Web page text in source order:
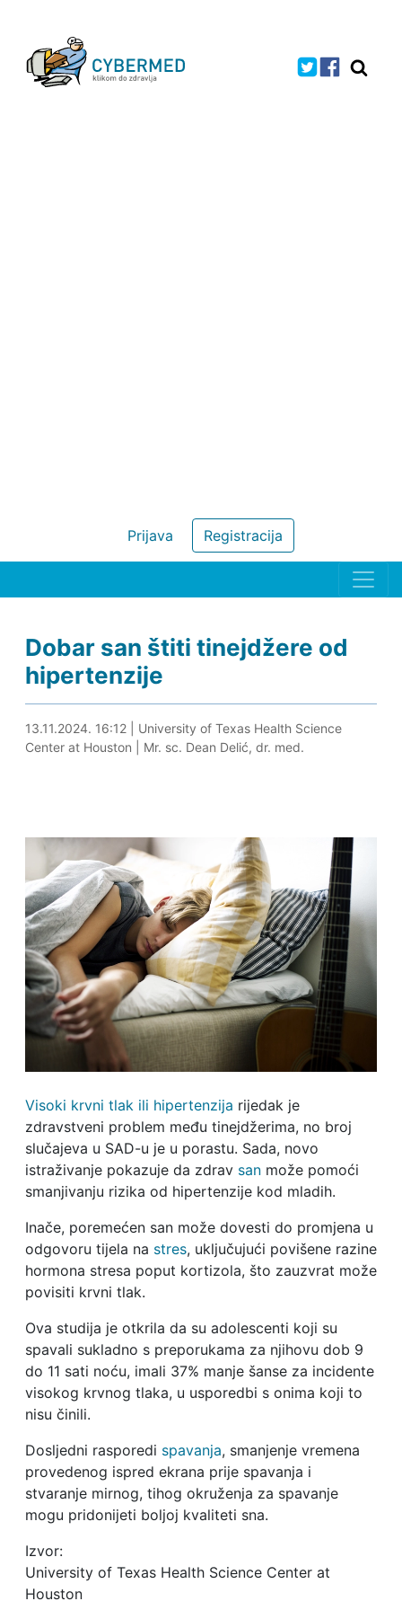
Registracija
Prijava
Dobar san štiti tinejdžere od
hipertenzije
13.11.2024. 16:27
13.11.2024. 16:12| University of Texas Health Science
Center at Houston
Mr. sc. Dean Delić, dr. med.
Visoki krvni tlak ili hipertenzija rijedak je
zdravstveni problem među tinejdžerima, no broj
slučajeva u SAD-u je u porastu. Sada, novo
istraživanje pokazuje da zdrav sanmože pomoći
smanjivanju rizika od hipertenzije kod mladih.
Inače, poremećen san može dovesti do promjena u
odgovoru tijela na stres, uključujući povišene razine
hormona stresa poput kortizola, što zauzvrat može
povisiti krvni tlak.
Ova studija je otkrila da su adolescenti koji su
spavali sukladno s preporukama za njihovu dob 9
do 11 sati noću, imali 37% manje šanse za incidente
visokog krvnog tlaka, u usporedbi s onima koji to
nisu činili.
Dosljedni rasporedi spavanja, smanjenje vremena
provedenog ispred ekrana prije spavanja i
stvaranje mirnog, tihog okruženja za spavanje
mogu pridonijeti boljoj kvaliteti sna.
Izvor:
University of Texas Health Science Center at
Houston